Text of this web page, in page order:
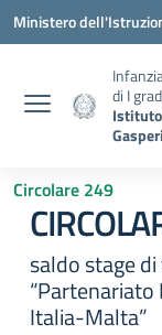
Vai ai contenuti
Vai al menu di
Vai al footer
Ministero
di I
Circolare 249
saldo stage
Italia-Malta”